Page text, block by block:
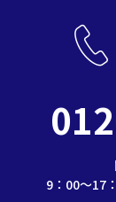
9：00～17